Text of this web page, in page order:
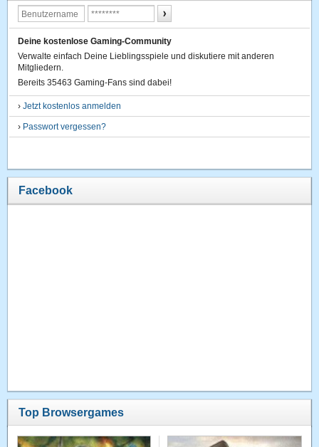
Deine kostenlose Gaming-Community
Verwalte einfach Deine Lieblingsspiele und diskutiere mit anderen
Mitgliedern.
Bereits 35463 Gaming-Fans sind dabei!
›Jetzt kostenlos anmelden
› Passwort vergessen?
Facebook
Top Browsergames